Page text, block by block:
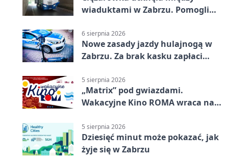
wiaduktami w Zabrzu. Pomogli
6 sierpnia 2026
Nowe zasady jazdy hulajnogą w
Zabrzu. Za brak kasku zapłaci
5 sierpnia 2026
„Matrix” pod gwiazdami.
Wakacyjne Kino ROMA wraca na
5 sierpnia 2026
Dziesięć minut może pokazać, jak
żyje się w Zabrzu